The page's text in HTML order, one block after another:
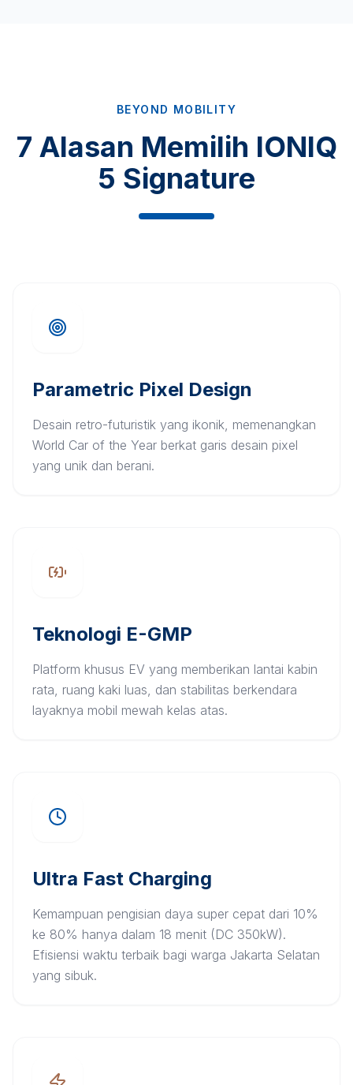
BEYOND MOBILITY
7 Alasan Memilih IONIQ
5 Signature
Parametric Pixel Design
Desain retro-futuristik yang ikonik, memenangkan
World Car of the Year berkat garis desain pixel
yang unik dan berani.
Teknologi E-GMP
Platform khusus EV yang memberikan lantai kabin
rata, ruang kaki luas, dan stabilitas berkendara
layaknya mobil mewah kelas atas.
Ultra Fast Charging
Kemampuan pengisian daya super cepat dari 10%
ke 80% hanya dalam 18 menit (DC 350kW).
Efisiensi waktu terbaik bagi warga Jakarta Selatan
yang sibuk.